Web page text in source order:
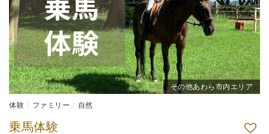
その他あわら市内エリア
体験 ファミリー 自然
乗馬体験